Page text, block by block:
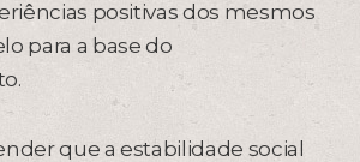
positivas dos mesmos
para a base do
que a estabilidade social